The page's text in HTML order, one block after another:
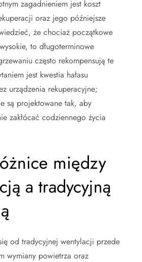
zagadnieniem jest koszt
oraz jego późniejsze
że chociaż początkowe
to długoterminowe
często rekompensują te
jest kwestia hałasu
urządzenia rekuperacyjne;
są projektowane tak, aby
zakłócać codziennego życia
między
a tradycyjną
od tradycyjnej wentylacji przede
wymiany powietrza oraz